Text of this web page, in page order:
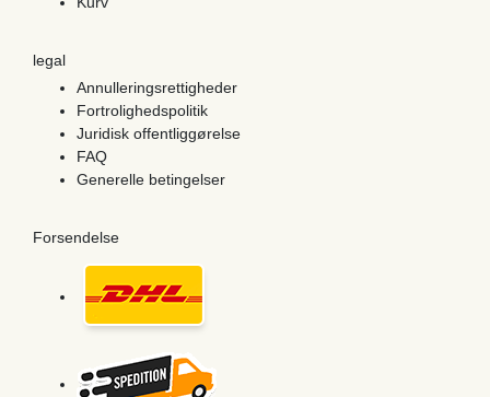
legal
Annulleringsrettigheder
Fortrolighedspolitik
Juridisk offentliggørelse
FAQ
Generelle betingelser
Forsendelse